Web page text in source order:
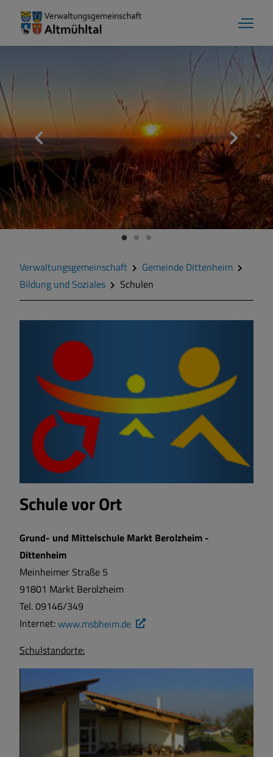
Gemeinde Dittenheim
Grußwort
Kontakt
Zahlen und Daten
Geschichte
Wappen
Gemeinderat
Gemeindeteile
Mitteilungsblatt
Wohnen und Bauen
Bildung und Soziales
Vereine und Gruppen
Sport und Freizeit
Sehenswertes
Satzungen und Verordnungen
Breitbandversorgung
Wärmeplanung
Verwaltungsgemeinschaft
Gemeinde Dittenheim
Bildung und Soziales
Schulen
Schule vor Ort
Grund- und Mittelschule Markt Berolzheim -
Dittenheim
Meinheimer Straße 5
91801 Markt Berolzheim
Tel. 09146/349
Internet:www.msbheim.de
Schulstandorte: